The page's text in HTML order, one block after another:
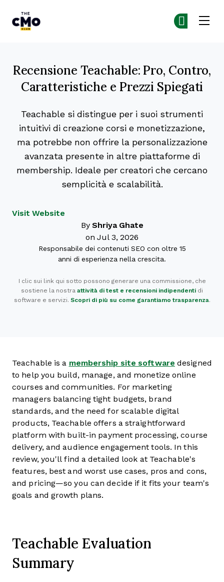
Recensione Teachable: Pro, Contro,
Caratteristiche e Prezzi Spiegati
Teachable si distingue per i suoi strumenti
intuitivi di creazione corsi e monetizzazione,
ma potrebbe non offrire la personalizzazione
avanzata presente in altre piattaforme di
membership. Ideale per creatori che cercano
semplicità e scalabilità.
Visit Website
By Shriya Ghate
on Jul 3, 2026
Responsabile dei contenuti SEO con oltre 15
anni di esperienza nella crescita.
I clic sui link qui sotto possono generare una commissione, che
sostiene la nostra attività di test e recensioni indipendenti di
software e servizi. Scopri di più su come garantiamo trasparenza.
Teachable is a membership site software designed
to help you build, manage, and monetize online
courses and communities. For marketing
managers balancing tight budgets, brand
standards, and the need for scalable digital
products, Teachable offers a straightforward
platform with built-in payment processing, course
delivery, and audience engagement tools. In this
review, you'll find a detailed look at Teachable's
features, best and worst use cases, pros and cons,
and pricing—so you can decide if it fits your team's
goals and growth plans.
Teachable Evaluation
Summary